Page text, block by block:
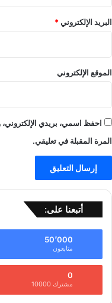
البريد الإلكتروني*
الموقع الإلكتروني
احفظ اسمي، بريدي الإلكتروني،
المرة المقبلة في تعليقي.
أتبعنا على:
50٬000
متابعون
0
مشترك 10000